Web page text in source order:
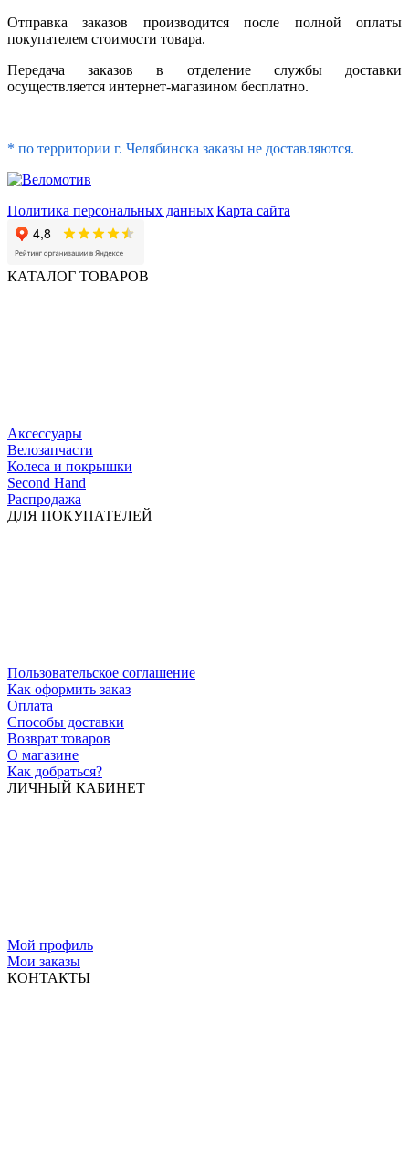
Отправка заказов производится после полной оплаты
покупателем стоимости товара.
Передача заказов в отделение службы доставки
осуществляется интернет-магазином бесплатно.
* по территории г. Челябинска заказы не доставляются.
Политика персональных данных|Карта сайта
КАТАЛОГ ТОВАРОВ
Аксессуары
Велозапчасти
Колеса и покрышки
Second Hand
Распродажа
ДЛЯ ПОКУПАТЕЛЕЙ
Пользовательское соглашение
Как оформить заказ
Оплата
Способы доставки
Возврат товаров
О магазине
Как добраться?
ЛИЧНЫЙ КАБИНЕТ
Мой профиль
Мои заказы
КОНТАКТЫ